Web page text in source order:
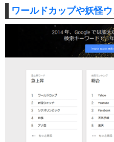
ワールドカップや妖怪